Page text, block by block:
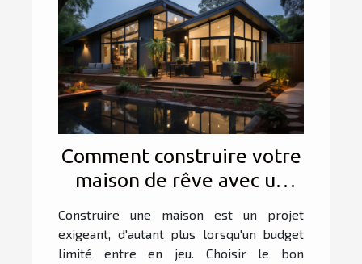
Comment construire votre
maison de rêve avec un
Construire une maison est un projet
exigeant, d'autant plus lorsqu'un budget
limité entre en jeu. Choisir le bon